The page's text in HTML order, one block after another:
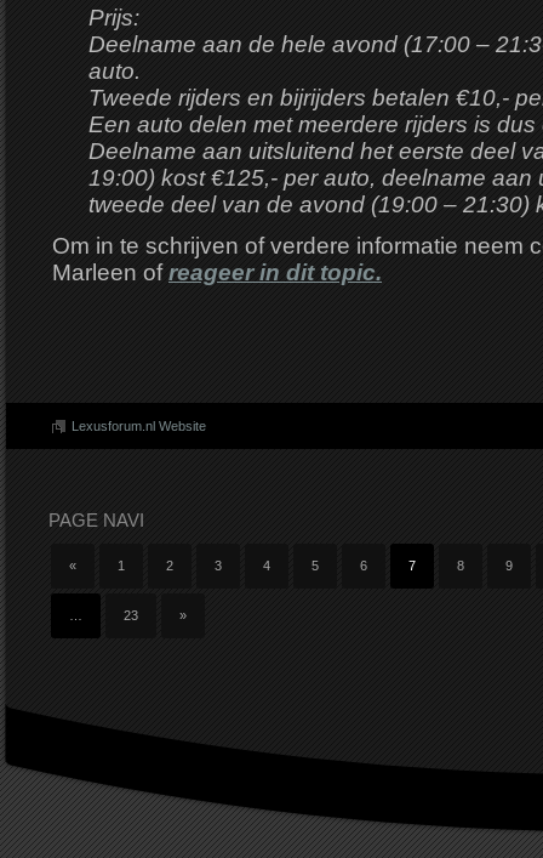
Prijs:
Deelname aan de hele avond (17:00 –
auto.
Tweede rijders en bijrijders betalen €10,-
Een auto delen met meerdere rijders is
Deelname aan uitsluitend het eerste deel
19:00) kost €125,- per auto, deelname aan
tweede deel van de avond (19:00 – 21:30)
Om in te schrijven of verdere informatie neem
Marleen ofreageer in dit topic.
Lexusforum.nl Website
PAGE NAVI
« 1 2 3 4 5 6 7 8 9
23 »